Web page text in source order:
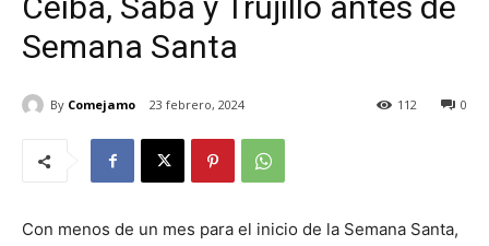
Semana Santa
By Comejamo 23 febrero, 2024 0
112
Con menos de un mes para el inicio de la Semana Santa,